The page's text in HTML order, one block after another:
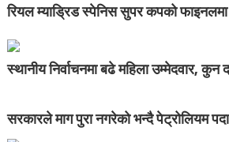
रियल म्याड्रिड स्पेनिस सुपर कपको फाइनलमा
स्थानीय निर्वाचनमा बढे महिला उम्मेदवार,
सरकारले माग पुरा नगरेको भन्दै पेट्रोलियम